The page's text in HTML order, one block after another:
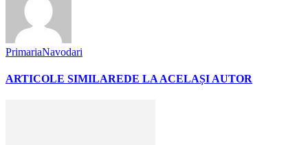
PrimariaNavodari
ARTICOLE SIMILAREDE LA ACELAȘI AUTOR